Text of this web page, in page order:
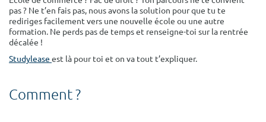
€
Surface min
pas ? Ne t’en fais pas, nous avons la solution pour que tu te
rediriges facilement vers une nouvelle école ou une autre
formation. Ne perds pas de temps et renseigne-toi sur la rentrée
décalée !
Studylease est là pour toi et on va tout t’expliquer.